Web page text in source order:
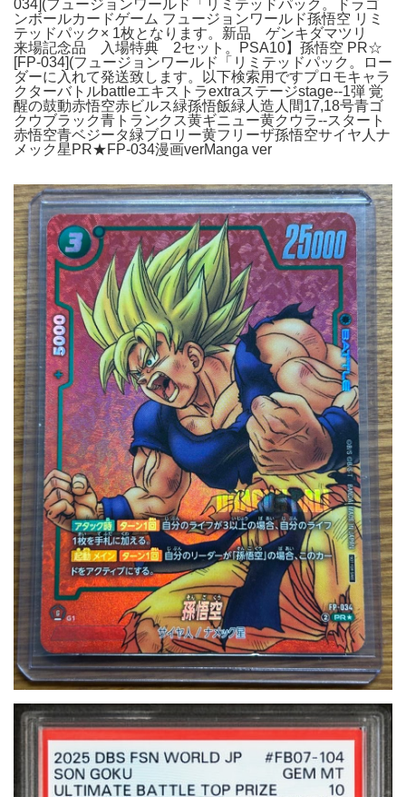
034](フュージョンワールド「リミテッドパック。ドラゴ
ンボールカードゲーム フュージョンワールド孫悟空 リミ
テッドパック× 1枚となります。新品 ゲンキダマツリ
来場記念品 入場特典 2セット。PSA10】孫悟空 PR☆
[FP-034](フュージョンワールド「リミテッドパック。ロー
ダーに入れて発送致します。以下検索用ですプロモキャラ
クターバトルbattleエキストラextraステージstage--1弾 覚
醒の鼓動赤悟空赤ビルス緑孫悟飯緑人造人間17,18号青ゴ
クウブラック青トランクス黄ギニュー黄クウラ--スタート
赤悟空青ベジータ緑ブロリー黄フリーザ孫悟空サイヤ人ナ
メック星PR★FP-034漫画verManga ver